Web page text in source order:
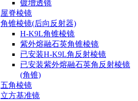
镀增透镜
屋脊棱镜
角锥棱镜(后向反射器)
H-K9L角锥棱镜
紫外熔融石英角锥棱镜
已安装H-K9L角反射棱镜
已安装紫外熔融石英角反射棱镜
(角锥)
五角棱镜
立方基准镜